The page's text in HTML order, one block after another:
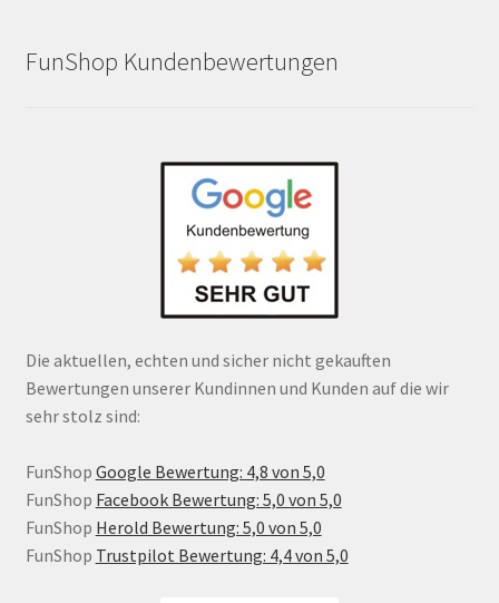
FunShop Kundenbewertungen
Die aktuellen, echten und sicher nicht gekauften
Bewertungen unserer Kundinnen und Kunden auf die wir
sehr stolz sind:
FunShop Google Bewertung: 4,8 von 5,0
FunShop Facebook Bewertung: 5,0 von 5,0
FunShop Herold Bewertung: 5,0 von 5,0
FunShop Trustpilot Bewertung: 4,4 von 5,0